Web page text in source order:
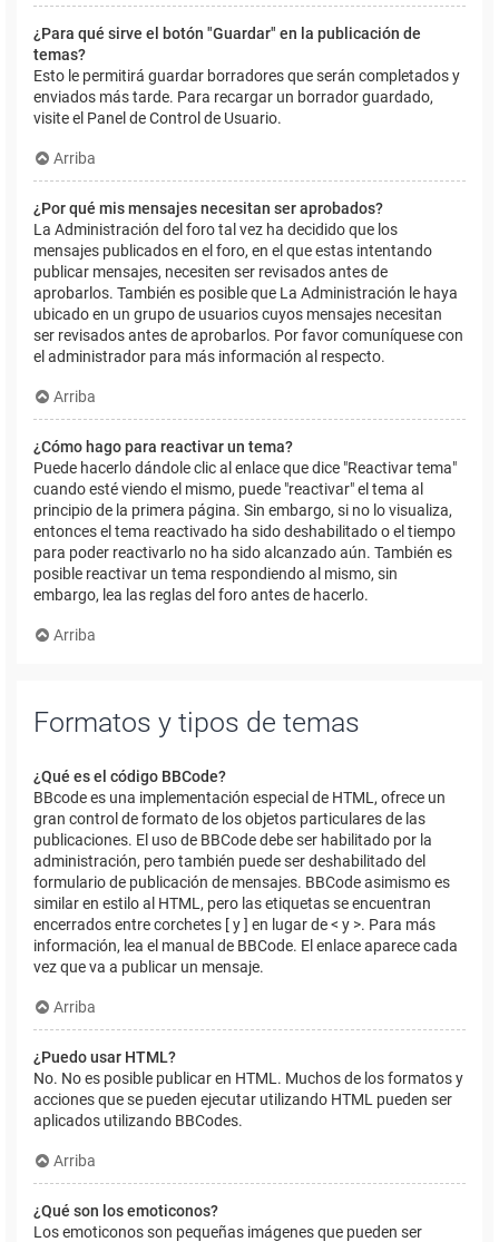
¿Para qué sirve el botón "Guardar" en la publicación de
temas?
Esto le permitirá guardar borradores que serán completados y
enviados más tarde. Para recargar un borrador guardado,
visite el Panel de Control de Usuario.
Arriba
¿Por qué mis mensajes necesitan ser aprobados?
La Administración del foro tal vez ha decidido que los
mensajes publicados en el foro, en el que estas intentando
publicar mensajes, necesiten ser revisados antes de
aprobarlos. También es posible que La Administración le haya
ubicado en un grupo de usuarios cuyos mensajes necesitan
ser revisados antes de aprobarlos. Por favor comuníquese con
el administrador para más información al respecto.
Arriba
¿Cómo hago para reactivar un tema?
Puede hacerlo dándole clic al enlace que dice "Reactivar tema"
cuando esté viendo el mismo, puede "reactivar" el tema al
principio de la primera página. Sin embargo, si no lo visualiza,
entonces el tema reactivado ha sido deshabilitado o el tiempo
para poder reactivarlo no ha sido alcanzado aún. También es
posible reactivar un tema respondiendo al mismo, sin
embargo, lea las reglas del foro antes de hacerlo.
Arriba
Formatos y tipos de temas
¿Qué es el código BBCode?
BBcode es una implementación especial de HTML, ofrece un
gran control de formato de los objetos particulares de las
publicaciones. El uso de BBCode debe ser habilitado por la
administración, pero también puede ser deshabilitado del
formulario de publicación de mensajes. BBCode asimismo es
similar en estilo al HTML, pero las etiquetas se encuentran
encerrados entre corchetes [ y ] en lugar de < y >. Para más
información, lea el manual de BBCode. El enlace aparece cada
vez que va a publicar un mensaje.
Arriba
¿Puedo usar HTML?
No. No es posible publicar en HTML. Muchos de los formatos y
acciones que se pueden ejecutar utilizando HTML pueden ser
aplicados utilizando BBCodes.
Arriba
¿Qué son los emoticonos?
Los emoticonos son pequeñas imágenes que pueden ser